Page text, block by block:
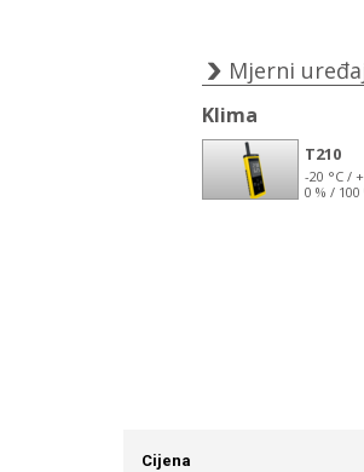
Cijena